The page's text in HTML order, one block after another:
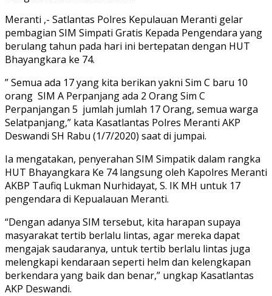
Meranti ,- Satlantas Polres Kepulauan Meranti gelar
pembagian SIM Simpati Gratis Kepada Pengendara yang
berulang tahun pada hari ini bertepatan dengan HUT
Bhayangkara ke 74.
” Semua ada 17 yang kita berikan yakni Sim C baru 10
orang SIM A Perpanjang ada 2 Orang Sim C
Perpanjangan 5 jumlah jumlah 17 Orang, semua warga
Selatpanjang,” kata Kasatlantas Polres Meranti AKP
Deswandi SH Rabu (1/7/2020) saat di jumpai.
Ia mengatakan, penyerahan SIM Simpatik dalam rangka
HUT Bhayangkara Ke 74 langsung oleh Kapolres Meranti
AKBP Taufiq Lukman Nurhidayat, S. IK MH untuk 17
pengendara di Kepualauan Meranti.
“Dengan adanya SIM tersebut, kita harapan supaya
masyarakat tertib berlalu lintas, agar mereka dapat
mengajak saudaranya, untuk tertib berlalu lintas juga
melengkapi kendaraan seperti helm dan kelengkapan
berkendara yang baik dan benar,” ungkap Kasatlantas
AKP Deswandi.